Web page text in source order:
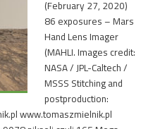
(February 27, 2020)
86 exposures – Mars
Hand Lens Imager
(MAHLI. Images credit:
NASA / JPL-Caltech /
MSSS Stitching and
postproduction:
www.tomaszmielnik.pl